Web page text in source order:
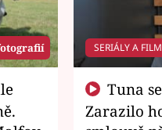
SERIÁLY A
Zarazilo